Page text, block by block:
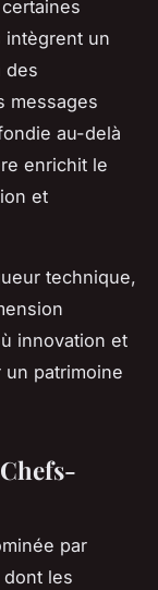
un
des
messages
au-delà
enrichit le
et
technique,
innovation et
un patrimoine
par
dont les